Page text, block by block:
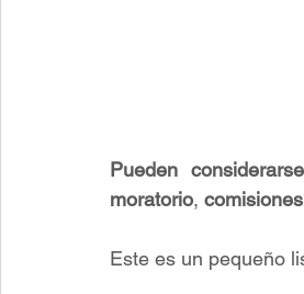
Pueden
moratorio,
Este es un pequeño